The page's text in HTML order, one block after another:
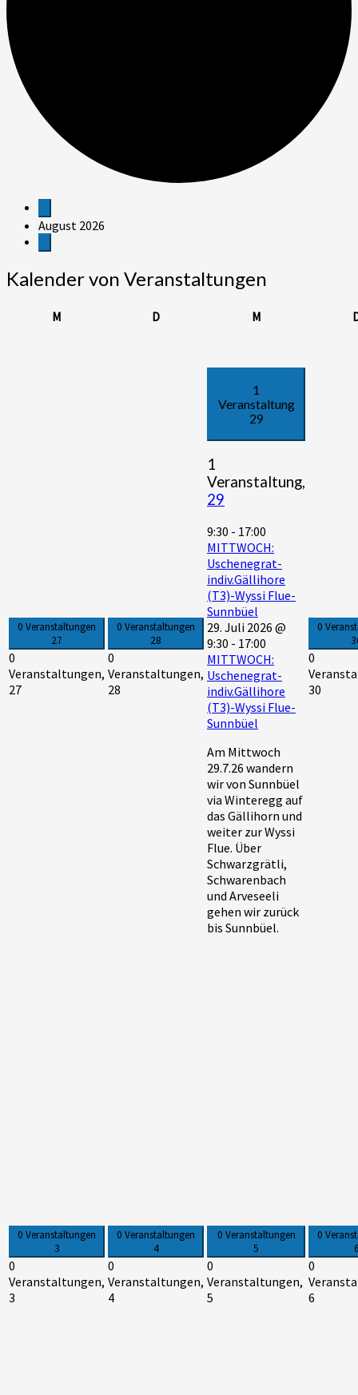
Veranstaltungen
August 2026
Kalender von Veranstaltungen
M DDienstag MMittwoch
0 Veranstaltungen
27
0
Veranstaltungen,
27
0 Veranstaltungen
28
0
Veranstaltungen,
28
1
Veranstaltung
29
1
Veranstaltung,
29
9:30 - 17:00
MITTWOCH:
Uschenegrat-
indiv.Gällihore
(T3)-Wyssi Flue-
Sunnbüel
29. Juli 2026 @
9:30 - 17:00
MITTWOCH:
Uschenegrat-
indiv.Gällihore
(T3)-Wyssi Flue-
Sunnbüel
Am Mittwoch
29.7.26 wandern
wir von Sunnbüel
via Winteregg auf
das Gällihorn und
weiter zur Wyssi
Flue. Über
Schwarzgrätli,
Schwarenbach
und Arveseeli
gehen wir zurück
bis Sunnbüel.
0
0
30
0 Veranstaltungen
3
0
Veranstaltungen,
3
0 Veranstaltungen
4
0
Veranstaltungen,
4
0 Veranstaltungen
5
0
Veranstaltungen,
5
0
0
6